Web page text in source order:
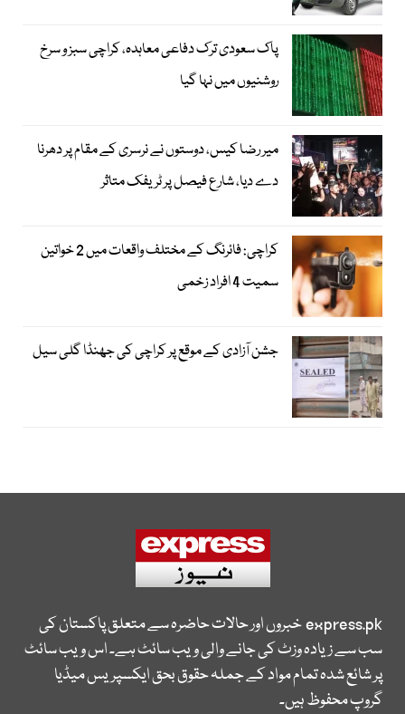
پاک سعودی ترک دفاعی معاہدہ، کراچی سبز و سرخ
روشنیوں میں نہا گیا
میر رضا کیس، دوستوں نے نرسری کے مقام پر دھرنا
دے دیا، شارع فیصل پر ٹریفک متاثر
کراچی: فائرنگ کے مختلف واقعات میں 2 خواتین
سمیت 4 افراد زخمی
جشن آزادی کے موقع پر کراچی کی جھنڈا گلی سیل
express.pkخبروں اور حالات حاضرہ سے متعلق پاکستان کی
سب سے زیادہ وزٹ کی جانے والی ویب سائٹ ہے۔ اس ویب سائٹ
پر شائع شدہ تمام مواد کے جملہ حقوق بحق ایکسپریس میڈیا
گروپ محفوظ ہیں۔